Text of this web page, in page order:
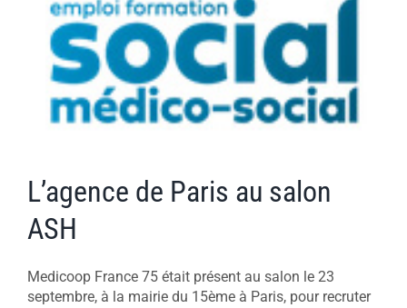
L’agence de Paris au salon
ASH
Medicoop France 75 était présent au salon le 23
septembre, à la mairie du 15ème à Paris, pour recruter